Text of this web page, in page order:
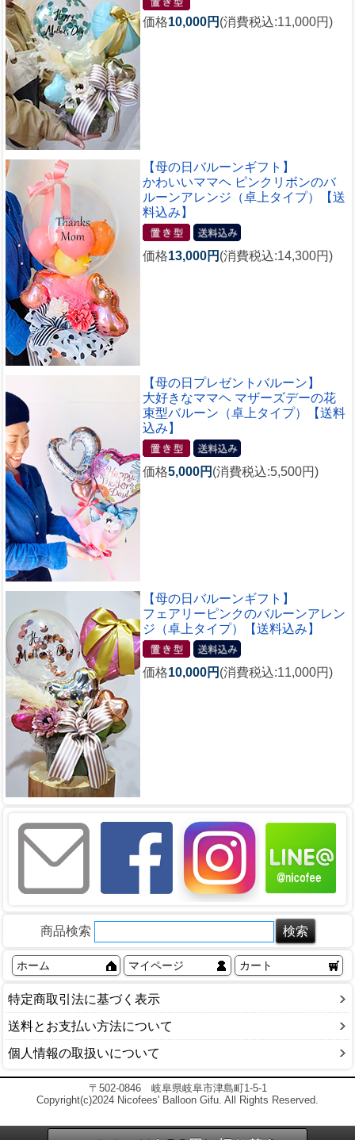
価格10,000円 (消費税込:11,000円)
【母の日バルーンギフト】
かわいいママヘ ピンクリボンのバ
ルーンアレンジ（卓上タイプ）【送
料込み】
価格13,000円 (消費税込:14,300円)
【母の日プレゼントバルーン】
大好きなママヘ マザーズデーの花
束型バルーン（卓上タイプ）【送料
込み】
価格5,000円 (消費税込:5,500円)
【母の日バルーンギフト】
フェアリーピンクのバルーンアレン
ジ（卓上タイプ）【送料込み】
価格10,000円 (消費税込:11,000円)
商品検索
ホーム マイページ カート
特定商取引法に基づく表示
送料とお支払い方法について
個人情報の取扱いについて
〒502-0846 岐阜県岐阜市津島町1-5-1
Copyright(c)2024 Nicofees' Balloon Gifu. All Rights Reserved.